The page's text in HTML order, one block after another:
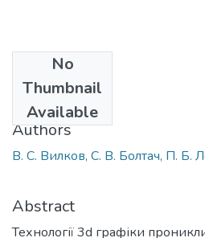
No
Thumbnail
Available
2022
Authors
В. С. Вилков, С. В. Болтач, П. Б.
Abstract
Технології 3d графіки